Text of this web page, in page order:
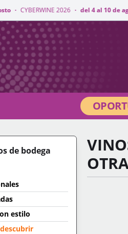
2026 · del 4 al 10 de agosto ·
de bodega
estilo